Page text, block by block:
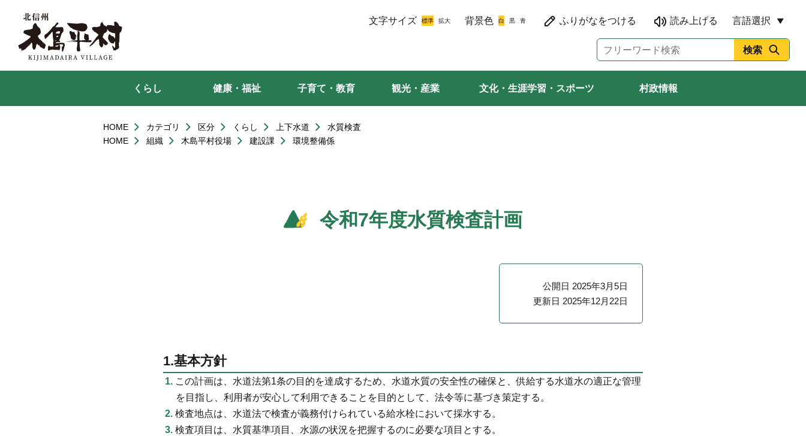
文字サイズ 背景色 言語選択
くらし 健康・福祉 子育て・教育 観光・産業 文化・生涯学習・スポーツ 村政情報
HOME カテゴリ 区分 くらし 上下水道
水質検査
HOME
組織 木島平村役場 建設課 環境整備係
令和7年度水質検査計画
公開日 2025年3月5日
更新日 2025年12月22日
1.基本方針
この計画は、水道法第1条の目的を達成するため、水道水質の安全性の確保と、供給する水道水の適正な管理
を目指し、利用者が安心して利用できることを目的として、法令等に基づき策定する。
検査地点は、水道法で検査が義務付けられている給水栓において採水する。
検査項目は、水質基準項目、水源の状況を把握するのに必要な項目とする。